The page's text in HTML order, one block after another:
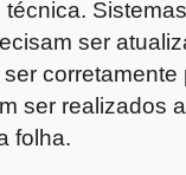
ser
corretamente
ser realizados
folha.